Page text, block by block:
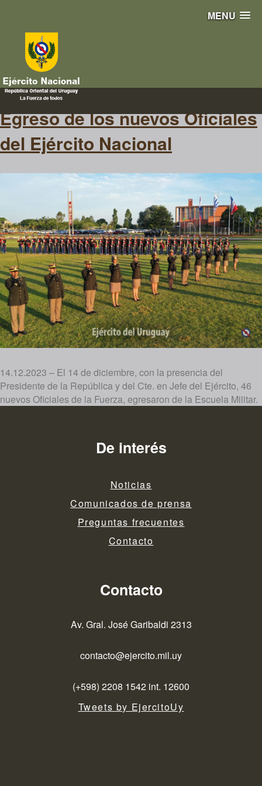
MENU
sable
Egreso de los nuevos Oficiales
del Ejército Nacional
14.12.2023 – El 14 de diciembre, con la presencia del
Presidente de la República y del Cte. en Jefe del Ejército, 46
nuevos Oficiales de la Fuerza, egresaron de la Escuela Militar.
De interés
Noticias
Comunicados de prensa
Preguntas frecuentes
Contacto
Contacto
Av. Gral. José Garibaldi 2313
contacto@ejercito.mil.uy
(+598) 2208 1542 int. 12600
Tweets by EjercitoUy